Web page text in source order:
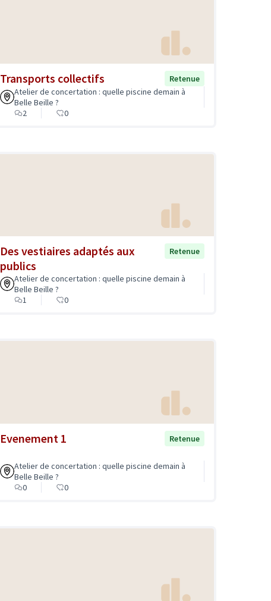
Transports collectifs
Retenue
Atelier de concertation : quelle piscine demain à
Belle Beille ?
2
0
Des vestiaires adaptés aux
publics
Retenue
Atelier de concertation : quelle piscine demain à
Belle Beille ?
1
0
Evenement 1 Retenue
Atelier de concertation : quelle piscine demain à
Belle Beille ?
0
0